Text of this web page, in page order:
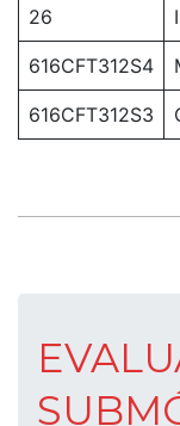
26
616CFT312S4
616CFT312S3